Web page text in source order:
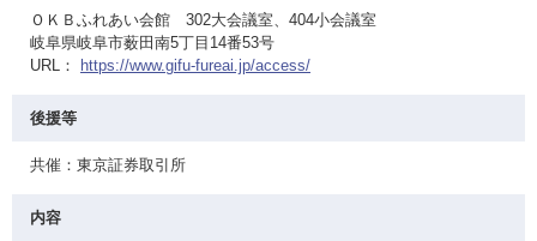
ＯＫＢふれあい会館 302大会議室、404小会議室
岐阜県岐阜市薮田南5丁目14番53号
URL：
https://www.gifu-fureai.jp/access/
後援等
共催：東京証券取引所
内容